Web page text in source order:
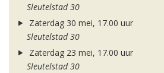
Sleutelstad 30
Zaterdag 30 mei, 17.00 uur
Sleutelstad 30
Zaterdag 23 mei, 17.00 uur
Sleutelstad 30